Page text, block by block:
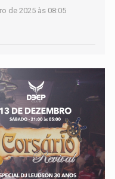
de 2025 às 08:05